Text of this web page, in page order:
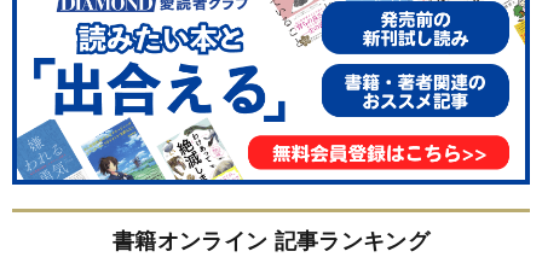
書籍オンライン 記事ランキング